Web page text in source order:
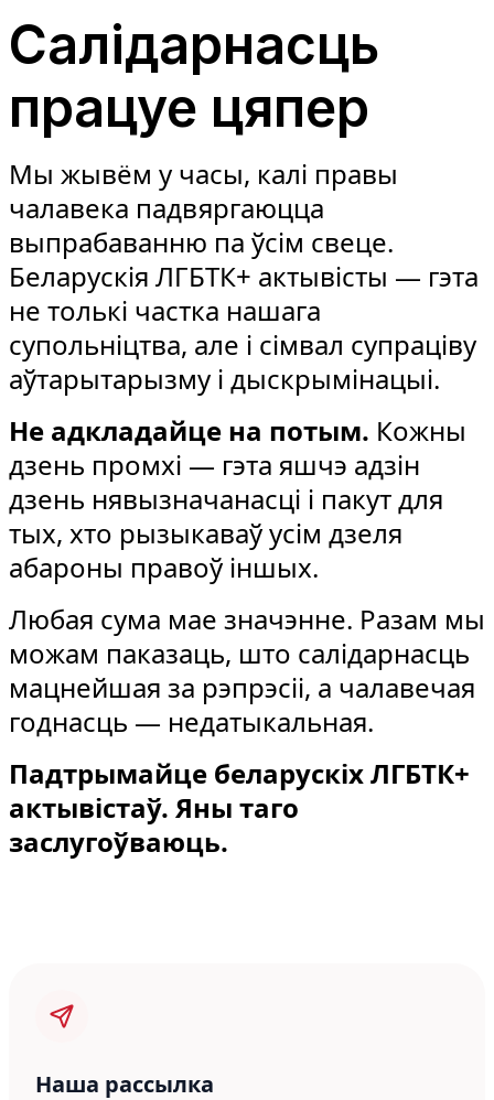
Салідарнасць
працуе цяпер
Мы жывём у часы, калі правы
чалавека падвяргаюцца
выпрабаванню па ўсім свеце.
Беларускія ЛГБТК+ актывісты — гэта
не толькі частка нашага
супольніцтва, але і сімвал супраціву
аўтарытарызму і дыскрымінацыі.
Не адкладайце на потым. Кожны
дзень промхі — гэта яшчэ адзін
дзень нявызначанасці і пакут для
тых, хто рызыкаваў усім дзеля
абароны правоў іншых.
Любая сума мае значэнне. Разам мы
можам паказаць, што салідарнасць
мацнейшая за рэпрэсіі, а чалавечая
годнасць — недатыкальная.
Падтрымайце беларускіх ЛГБТК+
актывістаў. Яны таго
заслугоўваюць.
Наша рассылка